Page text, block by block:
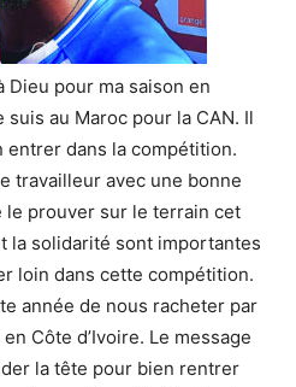
Dieu pour ma saison en
suis au Maroc pour la CAN. Il
dans la compétition.
travailleur avec une bonne
le prouver sur le terrain cet
la solidarité sont importantes
loin dans cette compétition.
année de nous racheter par
Côte d’Ivoire. Le message
la tête pour bien rentrer